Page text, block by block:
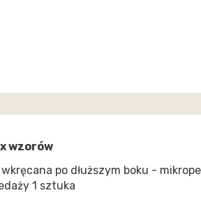
wzorów
po dłuższym boku -
1 sztuka